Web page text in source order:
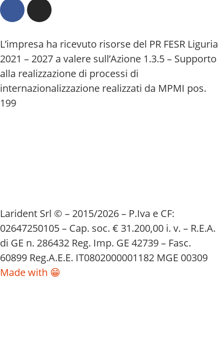
L’impresa ha ricevuto risorse del PR FESR Liguria
2021 – 2027 a valere sull’Azione 1.3.5 – Supporto
alla realizzazione di processi di
internazionalizzazione realizzati da MPMI pos.
199
Larident Srl © – 2015/2026 – P.Iva e CF:
02647250105 – Cap. soc. € 31.200,00 i. v. – R.E.A.
di GE n. 286432 Reg. Imp. GE 42739 – Fasc.
60899 Reg.A.E.E. IT0802000001182 MGE 00309
Made with 😁